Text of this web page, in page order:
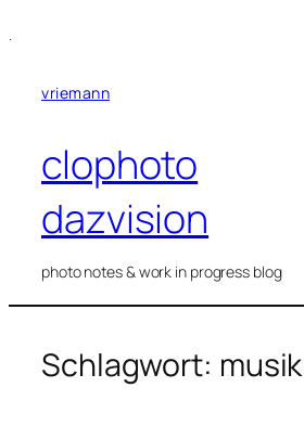
Inhalt
.
vriemann
clophoto
dazvision
photo notes & work in progress blog
Schlagwort: musik